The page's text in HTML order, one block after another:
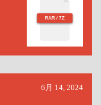
6月 14, 2024